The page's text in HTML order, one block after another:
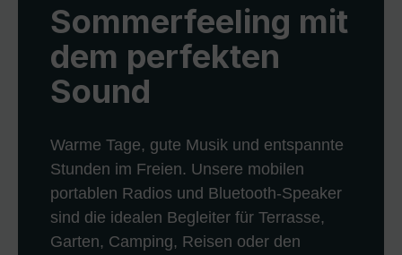
Sommerfeeling mit
dem perfekten
Sound
Warme Tage, gute Musik und entspannte
Stunden im Freien. Unsere mobilen
portablen Radios und Bluetooth-Speaker
sind die idealen Begleiter für Terrasse,
Garten, Camping, Reisen oder den